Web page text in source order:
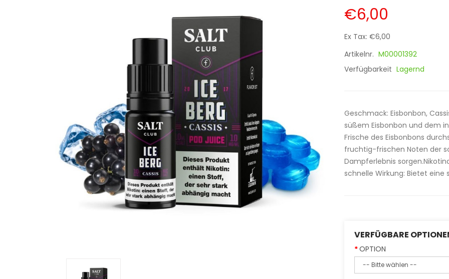
€6,00
Ex Tax: €6,00
Artikelnr. M00001392
Verfügbarkeit Lagernd
Geschmack: Eisbonbon,
süßem Eisbonbon und dem
Frische des Eisbonbons
fruchtig-frischen Noten der
Dampferlebnis
schnelle Wirkung: Bietet eine
VERFÜGBARE
OPTION